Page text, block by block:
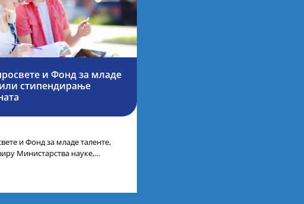
и Фонд за младе
стипендирање
и Фонд за младе таленте,
Министарства науке,